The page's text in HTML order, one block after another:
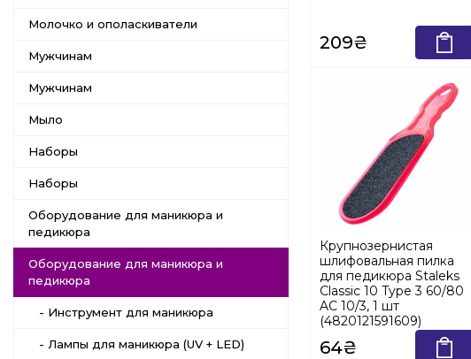
Молочко и ополаскиватели
Мужчинам
Мужчинам
Мыло
Наборы
Наборы
Оборудование для маникюра и
педикюра
Оборудование для маникюра и
педикюра
- Инструмент для маникюра
- Лампы для маникюра (UV + LED)
209₴
Крупнозернистая
шлифовальная пилка
для педикюра Staleks
Classic 10 Type 3 60/80
AC 10/3, 1 шт
(4820121591609)
64₴